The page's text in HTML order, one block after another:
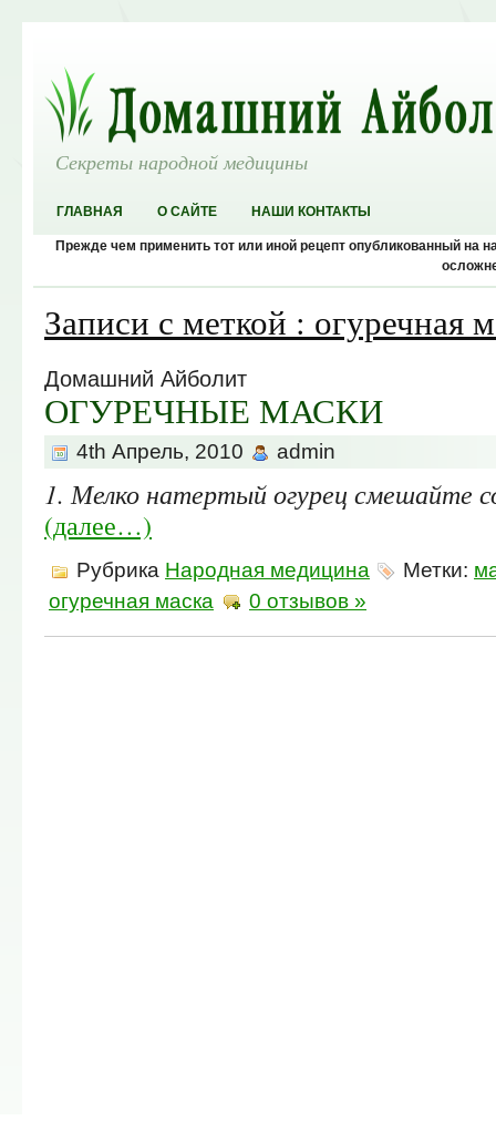
Секреты народной медицины
ГЛАВНАЯ О САЙТЕ НАШИ КОНТАКТЫ
Прежде чем применить тот или иной рецепт опубликованный на
Записи с меткой : огуречная
Домашний Айболит
ОГУРЕЧНЫЕ МАСКИ
4th Апрель, 2010 admin
1. Мелко натертый огурец смешайте
(далее…)
Рубрика Народная медицина Метки:
огуречная маска
0 отзывов »